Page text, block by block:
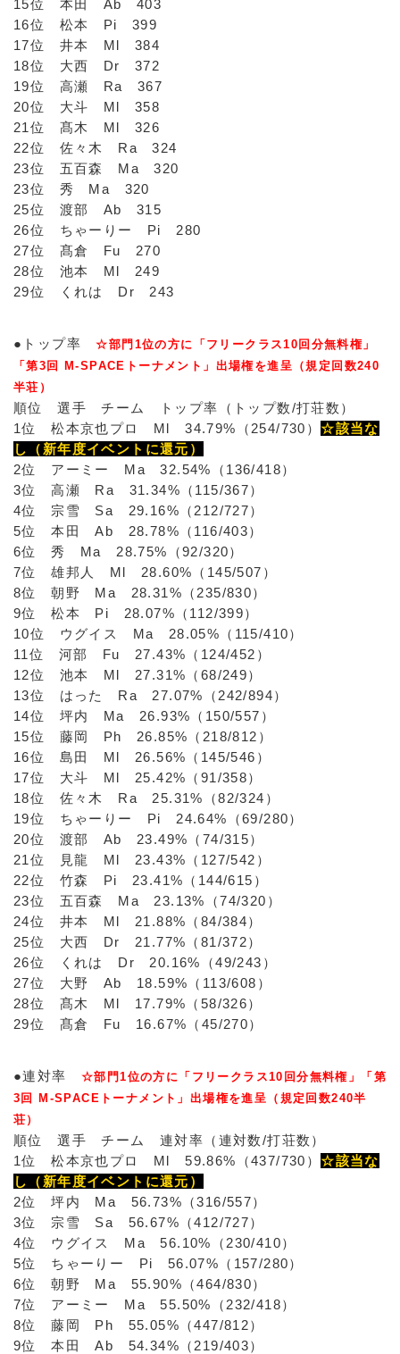
15位 本田 Ab 403
16位 松本 Pi 399
17位 井本 Ml 384
18位 大西 Dr 372
19位 高瀬 Ra 367
20位 大斗 Ml 358
21位 髙木 Ml 326
22位 佐々木 Ra 324
23位 五百森 Ma 320
23位 秀 Ma 320
25位 渡部 Ab 315
26位 ちゃーりー Pi 280
27位 髙倉 Fu 270
28位 池本 Ml 249
29位 くれは Dr 243
●トップ率☆部門1位の方に「フリークラス10回分無料権」
「第3回 M-SPACEトーナメント」出場権を進呈（規定回数240
半荘）
順位 選手 チーム トップ率（トップ数/打荘数）
1位 松本京也プロ Ml 34.79%（254/730）☆該当な
し（新年度イベントに還元）
2位 アーミー Ma 32.54%（136/418）
3位 高瀬 Ra 31.34%（115/367）
4位 宗雪 Sa 29.16%（212/727）
5位 本田 Ab 28.78%（116/403）
6位 秀 Ma 28.75%（92/320）
7位 雄邦人 Ml 28.60%（145/507）
8位 朝野 Ma 28.31%（235/830）
9位 松本 Pi 28.07%（112/399）
10位 ウグイス Ma 28.05%（115/410）
11位 河部 Fu 27.43%（124/452）
12位 池本 Ml 27.31%（68/249）
13位 はった Ra 27.07%（242/894）
14位 坪内 Ma 26.93%（150/557）
15位 藤岡 Ph 26.85%（218/812）
16位 島田 Ml 26.56%（145/546）
17位 大斗 Ml 25.42%（91/358）
18位 佐々木 Ra 25.31%（82/324）
19位 ちゃーりー Pi 24.64%（69/280）
20位 渡部 Ab 23.49%（74/315）
21位 見龍 Ml 23.43%（127/542）
22位 竹森 Pi 23.41%（144/615）
23位 五百森 Ma 23.13%（74/320）
24位 井本 Ml 21.88%（84/384）
25位 大西 Dr 21.77%（81/372）
26位 くれは Dr 20.16%（49/243）
27位 大野 Ab 18.59%（113/608）
28位 髙木 Ml 17.79%（58/326）
29位 髙倉 Fu 16.67%（45/270）
●連対率 ☆部門1位の方に「フリークラス10回分無料権」「第
3回 M-SPACEトーナメント」出場権を進呈（規定回数240半
荘）
順位 選手 チーム 連対率（連対数/打荘数）
1位 松本京也プロ Ml 59.86%（437/730）☆該当な
し（新年度イベントに還元）
2位 坪内 Ma 56.73%（316/557）
3位 宗雪 Sa 56.67%（412/727）
4位 ウグイス Ma 56.10%（230/410）
5位 ちゃーりー Pi 56.07%（157/280）
6位 朝野 Ma 55.90%（464/830）
7位 アーミー Ma 55.50%（232/418）
8位 藤岡 Ph 55.05%（447/812）
9位 本田 Ab 54.34%（219/403）